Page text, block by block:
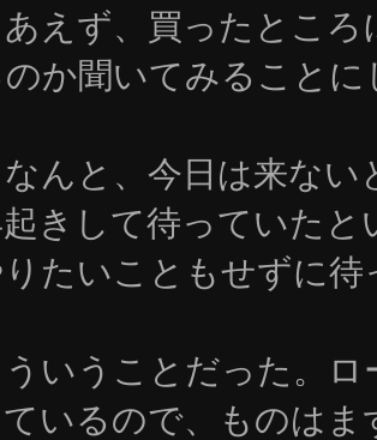
えず、買ったとこ
か聞いてみることに
んと、今日は来な
起きして待っていた
りたいこともせずに
いうことだった。
いるので、ものは